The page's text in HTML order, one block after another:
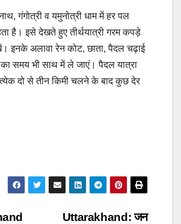
गंगोत्री व यमुनोत्री धाम में हर पल
है। इसे देखते हुए तीर्थयात्री गरम कपड़े
इनके अलावा रेन कोट, छाता, पैदल चढ़ाई
समय भी साथ में ले जाएं। पैदल यात्रा
दो से तीन किमी चलने के बाद कुछ देर
Uttarakhand: जन